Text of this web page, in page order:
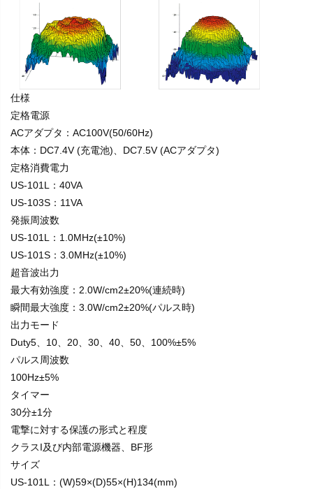
仕様
定格電源
ACアダプタ：AC100V(50/60Hz)
本体：DC7.4V (充電池)、DC7.5V (ACアダプタ)
定格消費電力
US-101L：40VA
US-103S：11VA
発振周波数
US-101L：1.0MHz(±10%)
US-101S：3.0MHz(±10%)
超音波出力
最大有効強度：2.0W/cm2±20%(連続時)
瞬間最大強度：3.0W/cm2±20%(パルス時)
出力モード
Duty5、10、20、30、40、50、100%±5%
パルス周波数
100Hz±5%
タイマー
30分±1分
電撃に対する保護の形式と程度
クラスI及び内部電源機器、BF形
サイズ
US-101L：(W)59×(D)55×(H)134(mm)